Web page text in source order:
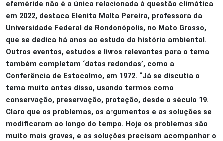
efeméride não é a única relacionada à questão climática
em 2022, destaca Elenita Malta Pereira, professora da
Universidade Federal de Rondonópolis, no Mato Grosso,
que se dedica há anos ao estudo da história ambiental.
Outros eventos, estudos e livros relevantes para o tema
também completam ‘datas redondas’, como a
Conferência de Estocolmo, em 1972. “Já se discutia o
tema muito antes disso, usando termos como
conservação, preservação, proteção, desde o século 19.
Claro que os problemas, os argumentos e as soluções se
modificaram ao longo do tempo. Hoje os problemas são
muito mais graves, e as soluções precisam acompanhar o